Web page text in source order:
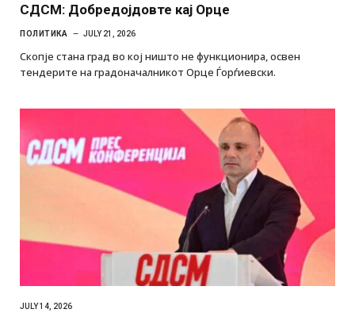
СДСМ: Добредојдовте кај Орце
ПОЛИТИКА JULY 21, 2026
Скопје стана град во кој ништо не функционира, освен
тендерите на градоначалникот Орце Ѓорѓиевски.
JULY 14, 2026